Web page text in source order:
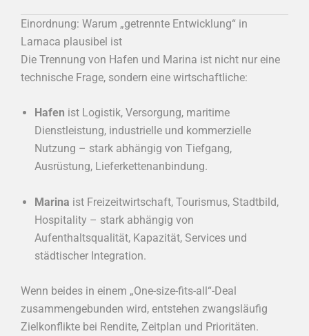
Einordnung: Warum „getrennte Entwicklung“ in
Larnaca plausibel ist
Die Trennung von Hafen und Marina ist nicht nur eine
technische Frage, sondern eine wirtschaftliche:
Hafen ist Logistik, Versorgung, maritime
Dienstleistung, industrielle und kommerzielle
Nutzung – stark abhängig von Tiefgang,
Ausrüstung, Lieferkettenanbindung.
Marina ist Freizeitwirtschaft, Tourismus, Stadtbild,
Hospitality – stark abhängig von
Aufenthaltsqualität, Kapazität, Services und
städtischer Integration.
Wenn beides in einem „One-size-fits-all“-Deal
zusammengebunden wird, entstehen zwangsläufig
Zielkonflikte bei Rendite, Zeitplan und Prioritäten.